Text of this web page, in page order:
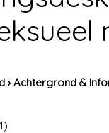
› Achtergrond &